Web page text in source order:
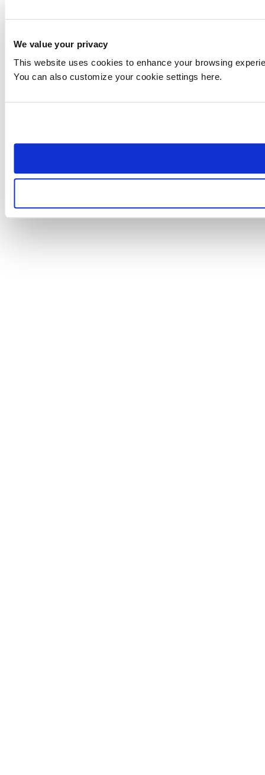
We value your privacy
This website uses cookies to enhance your browsing
You can also customize your cookie settings here.